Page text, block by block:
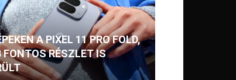
A PIXEL 11 PRO FOLD,
FONTOS RÉSZLET IS